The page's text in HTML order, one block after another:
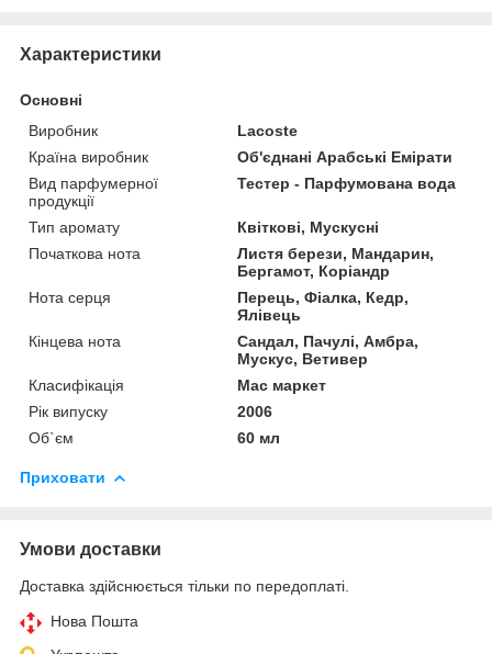
Характеристики
Основні
Виробник
Lacoste
Країна виробник
Об'єднані Арабські Емірати
Вид парфумерної
продукції
Тестер - Парфумована вода
Тип аромату
Квіткові, Мускусні
Початкова нота
Листя берези, Мандарин,
Бергамот, Коріандр
Нота серця
Перець, Фіалка, Кедр,
Ялівець
Кінцева нота
Сандал, Пачулі, Амбра,
Мускус, Ветивер
Класифікація
Мас маркет
Рік випуску
2006
Об`єм
60 мл
Приховати
Умови доставки
Доставка здійснюється тільки по передоплаті.
Нова Пошта